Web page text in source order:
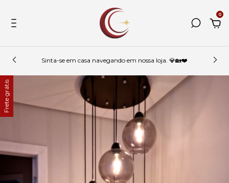
0
Sinta-se em casa navegando em nossa loja. 💎🏡❤️
Frete grátis